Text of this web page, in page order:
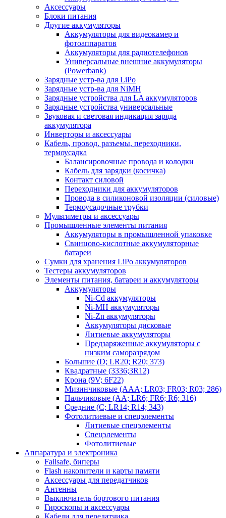
Аксессуары
Блоки питания
Другие аккумуляторы
Аккумуляторы для видеокамер и
фотоаппаратов
Аккумуляторы для радиотелефонов
Универсальные внешние аккумуляторы
(Powerbank)
Зарядные устр-ва для LiPo
Зарядные устр-ва для NiMH
Зарядные устройства для LA аккумуляторов
Зарядные устройства универсальные
Звуковая и световая индикация заряда
аккумулятора
Инверторы и аксессуары
Кабель, провод, разъемы, переходники,
термоусадка
Балансировочные провода и колодки
Кабель для зарядки (косичка)
Контакт силовой
Переходники для аккумуляторов
Провода в силиконовой изоляции (силовые)
Термоусадочные трубки
Мультиметры и аксессуары
Промышленные элементы питания
Аккумуляторы в промышленной упаковке
Свинцово-кислотные аккумуляторные
батареи
Сумки для хранения LiPo аккумуляторов
Тестеры аккумуляторов
Элементы питания, батареи и аккумуляторы
Аккумуляторы
Ni-Cd аккумуляторы
Ni-MH аккумуляторы
Ni-Zn аккумуляторы
Аккумуляторы дисковые
Литиевые аккумуляторы
Предзаряженные аккумуляторы с
низким саморазрядом
Большие (D; LR20; R20; 373)
Квадратные (3336;3R12)
Крона (9V; 6F22)
Мизинчиковые (AAA; LR03; FR03; R03; 286)
Пальчиковые (AA; LR6; FR6; R6; 316)
Средние (C; LR14; R14; 343)
Фотолитиевые и спецэлементы
Литиевые спецэлементы
Спецэлементы
Фотолитиевые
Аппаратура и электроника
Failsafe, биперы
Flash накопители и карты памяти
Аксессуары для передатчиков
Антенны
Выключатель бортового питания
Гироскопы и аксессуары
Кабели для передатчика